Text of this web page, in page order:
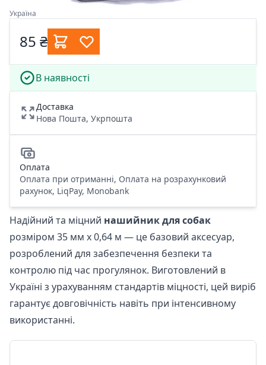
Україна
85 ₴
В наявності
Доставка
Нова Пошта, Укрпошта
Оплата
Оплата при отриманні, Оплата на розрахунковий
рахунок, LiqPay, Monobank
Надійний та міцний нашийник для собак
розміром 35 мм х 0,64 м — це базовий аксесуар,
розроблений для забезпечення безпеки та
контролю під час прогулянок. Виготовлений в
Україні з урахуванням стандартів міцності, цей виріб
гарантує довговічність навіть при інтенсивному
використанні.